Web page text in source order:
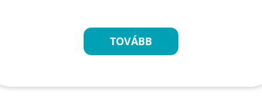
TOVÁBB